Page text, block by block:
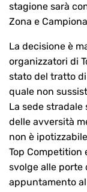
stagione sarà
Zona e
La decisione è
organizzatori di
stato del tratto
quale non
La sede
delle avversità
non è
Top Competition
svolge alle porte
appuntamento al